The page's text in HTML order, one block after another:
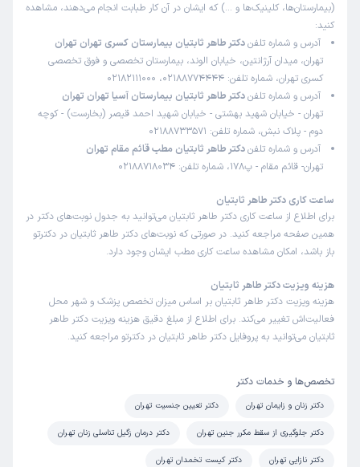
(بیمارستان‌ها، کلینیک‌ها و …) که ایشان در آن کار طبابت انجام می‌دهند، مشاهده
کنید:
آدرس و شماره تلفندکتر طاهر ثابتیان بیمارستان کسری تهران تهران
تهران، میدان آرژانتین، خیابان الوند، بیمارستان تخصصی و فوق تخصصی
کسری تهران، شماره تلفن: 02188774444، 02182111000
آدرس و شماره تلفندکتر طاهر ثابتیان بیمارستان آسیا تهران تهران
تهران - خیابان شهید بهشتی - خیابان شهید احمد قیصر (بخارست) - کوچه
دوم - پلاک نبش، شماره تلفن: 02188733571
آدرس و شماره تلفندکتر طاهر ثابتیان مطب قائم مقام تهران
تهران- قائم مقام - پ178، شماره تلفن: 02188718034
ساعت کاری دکتر طاهر ثابتیان
برای اطلاع از ساعت کاری دکتر طاهر ثابتیان می‌توانید به جدول نوبت‌های دکتر در
همین صفحه مراجعه کنید. در صورتی که نوبت‌های دکتر طاهر ثابتیان در دکترتو
باز باشد، امکان مشاهده ساعت کاری مطب ایشان وجود دارد.
هزینه ویزیت دکتر طاهر ثابتیان
هزینه ویزیت دکتر طاهر ثابتیان بر اساس میزان تخصص پزشک و شهر محل
فعالیت‌اش تغییر می‌کند. برای اطلاع از مبلغ دقیق هزینه ویزیت دکتر طاهر
ثابتیان می‌توانید به پروفایل دکتر طاهر ثابتیان در دکترتو مراجعه کنید.
تخصص‌ها و خدمات دکتر
دکتر زنان و زایمان تهران دکتر تعیین جنسیت تهران
دکتر جلوگیری از سقط مکرر جنین تهران دکتر درمان زگیل تناسلی زنان تهران
دکتر نازایی تهران دکتر کیست تخمدان تهران